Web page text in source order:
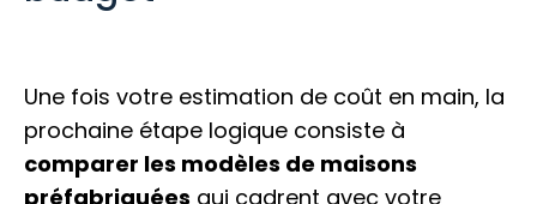
Une fois votre estimation de coût en main, la
prochaine étape logique consiste à
comparer les modèles de maisons
préfabriquées qui cadrent avec votre